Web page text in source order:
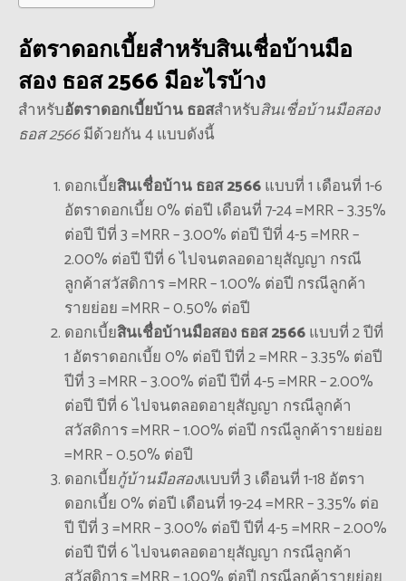
อัตราดอกเบี้ยสำหรับสินเชื่อบ้านมือ
สอง ธอส 2566มีอะไรบ้าง
สำหรับอัตราดอกเบี้ยบ้าน ธอสสำหรับสินเชื่อบ้านมือสอง
ธอส 2566มีด้วยกัน 4 แบบดังนี้
ดอกเบี้ยสินเชื่อบ้าน ธอส 2566แบบที่ 1 เดือนที่ 1-6
อัตราดอกเบี้ย 0% ต่อปี เดือนที่ 7-24 =MRR – 3.35%
ต่อปี ปีที่ 3 =MRR – 3.00% ต่อปี ปีที่ 4-5 =MRR –
2.00% ต่อปี ปีที่ 6 ไปจนตลอดอายุสัญญา กรณี
ลูกค้าสวัสดิการ =MRR – 1.00% ต่อปี กรณีลูกค้า
รายย่อย =MRR – 0.50% ต่อปี
ดอกเบี้ยสินเชื่อบ้านมือสอง ธอส 2566แบบที่ 2 ปีที่
1 อัตราดอกเบี้ย 0% ต่อปี ปีที่ 2 =MRR – 3.35% ต่อปี
ปีที่ 3 =MRR – 3.00% ต่อปี ปีที่ 4-5 =MRR – 2.00%
ต่อปี ปีที่ 6 ไปจนตลอดอายุสัญญา กรณีลูกค้า
สวัสดิการ =MRR – 1.00% ต่อปี กรณีลูกค้ารายย่อย
=MRR – 0.50% ต่อปี
ดอกเบี้ยกู้บ้านมือสองแบบที่ 3 เดือนที่ 1-18 อัตรา
ดอกเบี้ย 0% ต่อปี เดือนที่ 19-24 =MRR – 3.35% ต่อ
ปี ปีที่ 3 =MRR – 3.00% ต่อปี ปีที่ 4-5 =MRR – 2.00%
ต่อปี ปีที่ 6 ไปจนตลอดอายุสัญญา กรณีลูกค้า